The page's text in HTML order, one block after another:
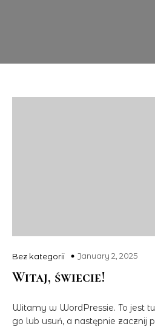
Bez kategorii January 2, 2025
Witaj, świecie!
Witamy w WordPressie. To jest
go lub usuń, a następnie zacznij